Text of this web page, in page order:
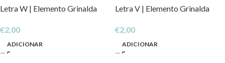
Letra W | Elemento Grinalda
€2,00
ADICIONAR
Letra V | Elemento Grinalda
€2,00
ADICIONAR